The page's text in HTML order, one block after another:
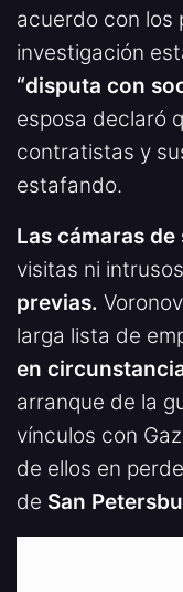
acuerdo con los
investigación
“disputa con
esposa declaró
contratistas y
estafando.
Las cámaras
visitas ni intrusos
previas.
larga lista de
en
arranque de la
vínculos con
de ellos en
de San